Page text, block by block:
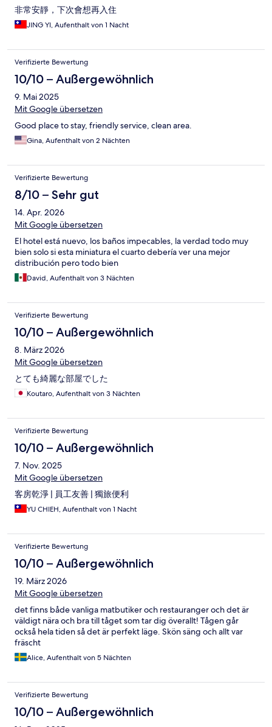
非常安靜，下次會想再入住
JING YI, Aufenthalt von 1 Nacht
Verifizierte Bewertung
10/10 – Außergewöhnlich
9. Mai 2025
Mit Google übersetzen
Good place to stay, friendly service, clean area.
Gina, Aufenthalt von 2 Nächten
Verifizierte Bewertung
8/10 – Sehr gut
14. Apr. 2026
Mit Google übersetzen
El hotel está nuevo, los baños impecables, la verdad todo muy
bien solo si esta miniatura el cuarto debería ver una mejor
distribución pero todo bien
David, Aufenthalt von 3 Nächten
Verifizierte Bewertung
10/10 – Außergewöhnlich
8. März 2026
Mit Google übersetzen
とても綺麗な部屋でした
Koutaro, Aufenthalt von 3 Nächten
Verifizierte Bewertung
10/10 – Außergewöhnlich
7. Nov. 2025
Mit Google übersetzen
客房乾淨 | 員工友善 | 獨旅便利
YU CHIEH, Aufenthalt von 1 Nacht
Verifizierte Bewertung
10/10 – Außergewöhnlich
19. März 2026
Mit Google übersetzen
det finns både vanliga matbutiker och restauranger och det är
väldigt nära och bra till tåget som tar dig överallt! Tågen går
också hela tiden så det är perfekt läge. Skön säng och allt var
fräscht
Alice, Aufenthalt von 5 Nächten
Verifizierte Bewertung
10/10 – Außergewöhnlich